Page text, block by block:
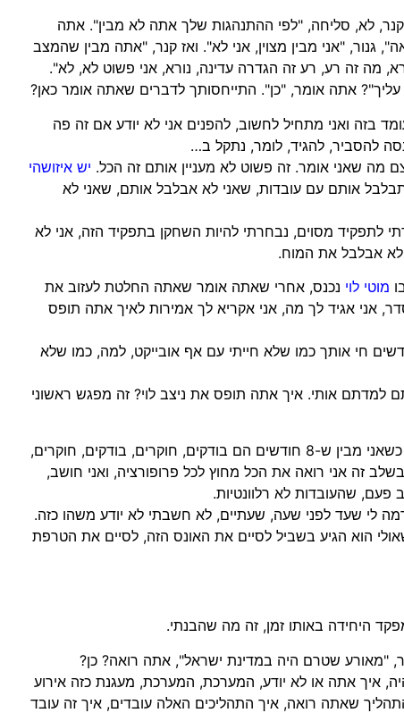
לא, סליחה, "לפי ההתנהגות שלך אתה לא מבין". אתה
גנור, "אני מבין מצוין, אני לא". ואז קנר, "אתה מבין שהמצב
מה זה רע, רע זה הגדרה עדינה, נורא, אני פשוט לא, לא".
אתה אומר, "כן". התייחסותך לדברים שאתה אומר כאן?
בזה ואני מתחיל לחשוב, להפנים אני לא יודע אם זה פה
להסביר, להגיד, לומר, נתקל ב…
מה שאני אומר. זה פשוט לא מעניין אותם זה הכל. יש איזושהי
אותם עם עובדות, שאני לא אבלבל אותם, שאני לא
לתפקיד מסוים, נבחרתי להיות השחקן בתפקיד הזה, אני לא
לא אבלבל את המוח.
מוטי לוי נכנס, אחרי שאתה אומר שאתה החלטת לעזוב את
אני אגיד לך מה, אני אקריא לך אמירות לאיך אתה תופס
לך מוטי לוי "אני 8 חודשים חי אותך כמו שלא חייתי עם אף אובייקט, למה, כמו שלא
למדתם אותי. איך אתה תופס את ניצב לוי? זה מפגש ראשוני
מיקי גנור: אז זה היה מופרעות כשאני מבין ש-8 חודשים הם בודקים, חוקרים, בודקים, חוקרים,
זה אני רואה את הכל מחוץ לכל פרופורציה, ואני חושב,
פעם, שהעובדות לא רלוונטיות.
לי שעד לפני שעה, שעתיים, לא חשבתי לא יודע משהו כזה.
שאולי הוא הגיע בשביל לסיים את האונס הזה, לסיים את הטרפת
היחידה באותו זמן, זה מה שהבנתי.
"מאורע שטרם היה במדינת ישראל", אתה רואה? כן?
איך אתה או לא יודע, המערכת, המערכת, מעגנת כזה אירוע
איך, איך התהליך שאתה רואה, איך התהליכים האלה עובדים, איך זה עובד